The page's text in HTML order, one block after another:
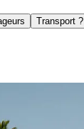
Transport ?